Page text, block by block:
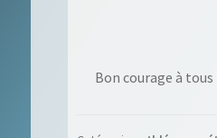
Bon courage à tous